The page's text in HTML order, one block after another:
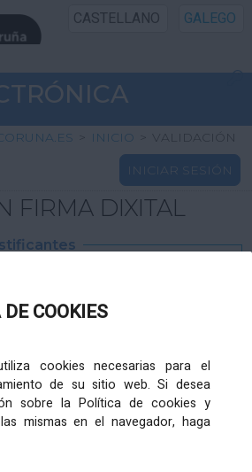
COOKIES
cookies necesarias para el
de su sitio web. Si desea
sobre la Política de cookies y
mismas en el navegador, haga
CASTELLANO GALEGO
INICIO SEDE
INICIO
PÚBLICA
> INICIO >
VALIDACIÓN
INICIAR SESIÓN
FIRMA DIXITAL